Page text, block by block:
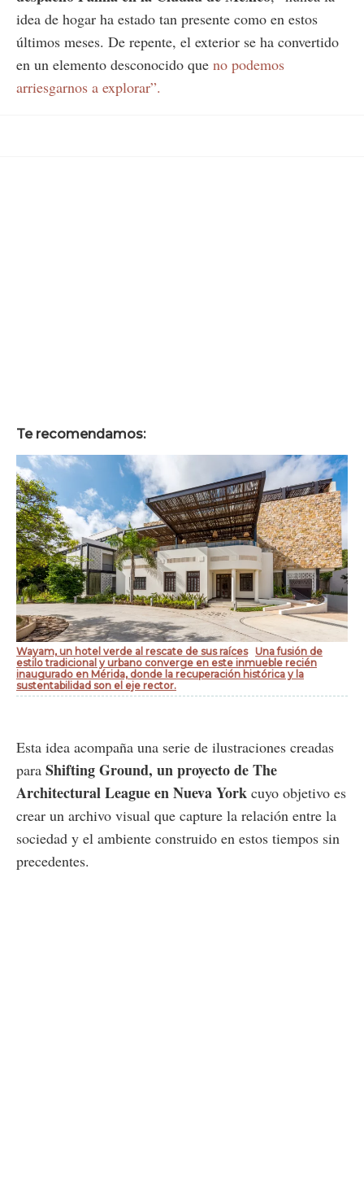
idea de hogar ha estado tan presente como en estos
últimos meses. De repente, el exterior se ha convertido
en un elemento desconocido que no podemos
arriesgarnos a explorar”.
Te recomendamos:
Wayam, un hotel verde al rescate de sus raíces Una fusión de
estilo tradicional y urbano converge en este inmueble recién
inaugurado en Mérida, donde la recuperación histórica y la
sustentabilidad son el eje rector.
Esta idea acompaña una serie de ilustraciones creadas
para Shifting Ground, un proyecto de The
Architectural League en Nueva York cuyo objetivo es
crear un archivo visual que capture la relación entre la
sociedad y el ambiente construido en estos tiempos sin
precedentes.